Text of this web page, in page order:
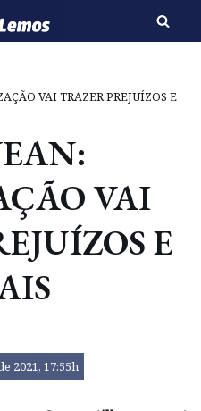
VAI TRAZER PREJUÍZOS E
VAI
E
2021, 17:55h